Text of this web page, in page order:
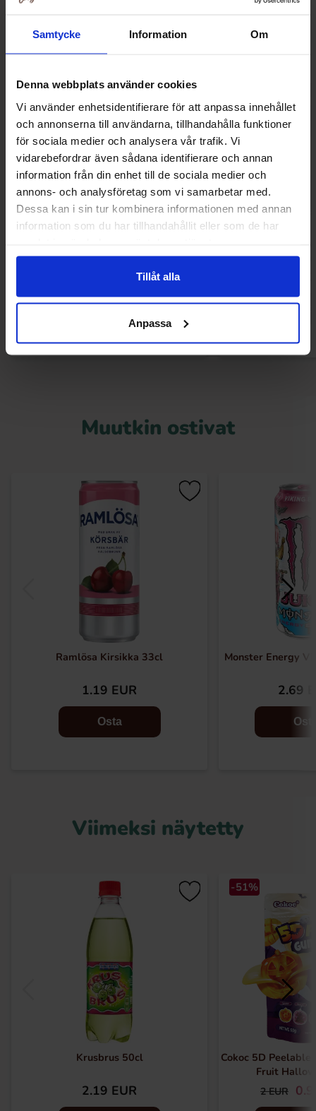
Samtycke Information Om
Denna webbplats använder cookies
Vi använder enhetsidentifierare för att anpassa innehållet
och annonserna till användarna, tillhandahålla funktioner
för sociala medier och analysera vår trafik. Vi
vidarebefordrar även sådana identifierare och annan
information från din enhet till de sociala medier och
annons- och analysföretag som vi samarbetar med.
Dessa kan i sin tur kombinera informationen med annan
information som du har tillhandahållit eller som de har
Tillåt alla
Anpassa
2.69 EUR
Osta
500ml x
Muutkin ostivat
Ramlösa Kirsikka 33cl
1.19 EUR
Osta
Monster Energy
2.69
Viimeksi näytetty
Krusbrus 50cl
2.19 EUR
-51%
Cokoc 5D Peelable
Fruit
2 EUR